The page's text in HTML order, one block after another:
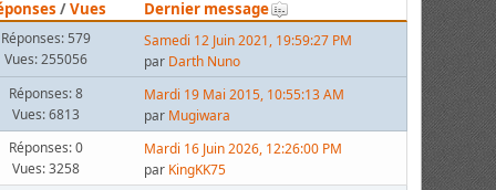
/Vues Dernier message
Réponses: 579
Vues: 255056
Samedi 12 Juin 2021, 19:59:27 PM
par Darth Nuno
Réponses: 8
Vues: 6813
Mardi 19 Mai 2015, 10:55:13 AM
par Mugiwara
Réponses: 0
Vues: 3258
Mardi 16 Juin 2026, 12:26:00 PM
par KingKK75